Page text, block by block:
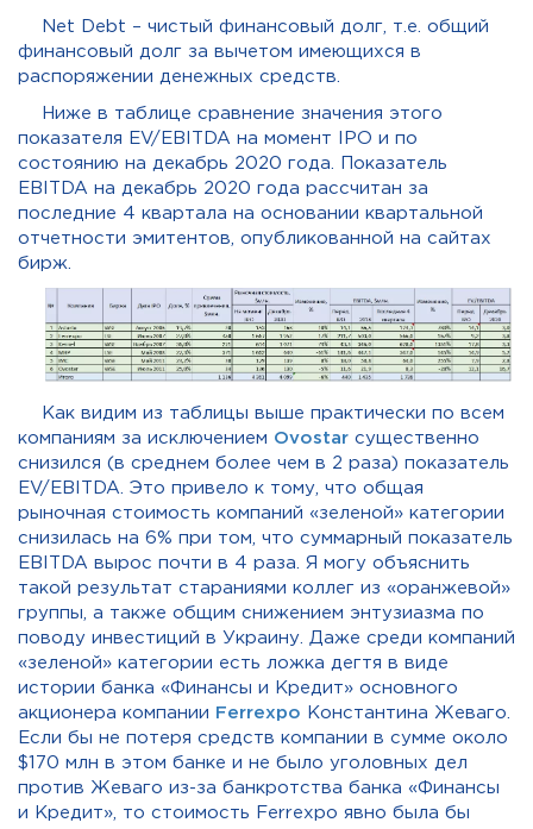
Net Debt – чистый финансовый долг, т.е. общий
финансовый долг за вычетом имеющихся в
распоряжении денежных средств.
Ниже в таблице сравнение значения этого
показателя EV/EBITDA на момент IPO и по
состоянию на декабрь 2020 года. Показатель
EBITDA на декабрь 2020 года рассчитан за
последние 4 квартала на основании квартальной
отчетности эмитентов, опубликованной на сайтах
бирж.
Как видим из таблицы выше практически по всем
компаниям за исключением Ovostar существенно
снизился (в среднем более чем в 2 раза) показатель
EV/EBITDA. Это привело к тому, что общая
рыночная стоимость компаний «зеленой» категории
снизилась на 6% при том, что суммарный показатель
EBITDA вырос почти в 4 раза. Я могу объяснить
такой результат стараниями коллег из «оранжевой»
группы, а также общим снижением энтузиазма по
поводу инвестиций в Украину. Даже среди компаний
«зеленой» категории есть ложка дегтя в виде
истории банка «Финансы и Кредит» основного
акционера компании
Ferrexpo Константина Жеваго.
Если бы не потеря средств компании в сумме около
$170 млн в этом банке и не было уголовных дел
против Жеваго из-за банкротства банка «Финансы
и Кредит», то стоимость Ferrexpo явно была бы